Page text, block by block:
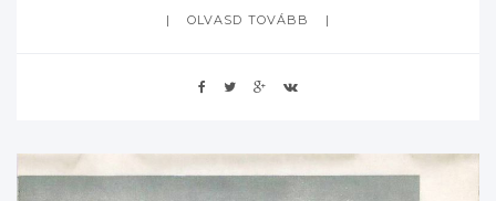
OLVASD TOVÁBB